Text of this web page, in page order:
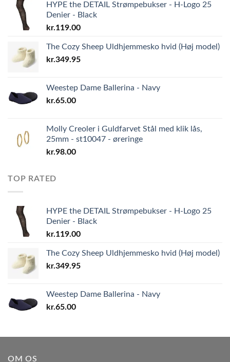
HYPE the DETAIL Strømpebukser - H-Logo 25
Denier - Black
kr.119.00
The Cozy Sheep Uldhjemmesko hvid (Høj model)
kr.349.95
Weestep Dame Ballerina - Navy
kr.65.00
Molly Creoler i Guldfarvet Stål med klik lås,
25mm - st10047 - øreringe
kr.98.00
TOP RATED
HYPE the DETAIL Strømpebukser - H-Logo 25
Denier - Black
kr.119.00
The Cozy Sheep Uldhjemmesko hvid (Høj model)
kr.349.95
Weestep Dame Ballerina - Navy
kr.65.00
OM OS